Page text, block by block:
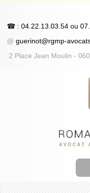
☎ : 04.22.13.03.54 ou
@ guerinot@rgmp-
2 Place Jean Moulin -